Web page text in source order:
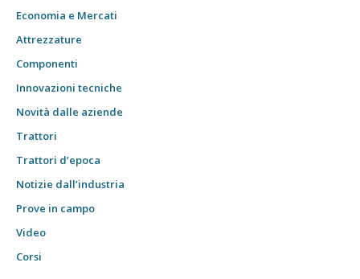
Economia e Mercati
Attrezzature
Componenti
Innovazioni tecniche
Novità dalle aziende
Trattori
Trattori d’epoca
Notizie dall’industria
Prove in campo
Video
Corsi